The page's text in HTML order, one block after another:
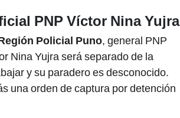
PNP Víctor Nina Yujra
Policial Puno, general PNP
Nina Yujra será separado de la
y su paradero es desconocido.
una orden de captura por detención